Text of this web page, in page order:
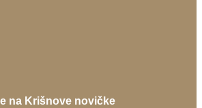
na Krišnove novičke